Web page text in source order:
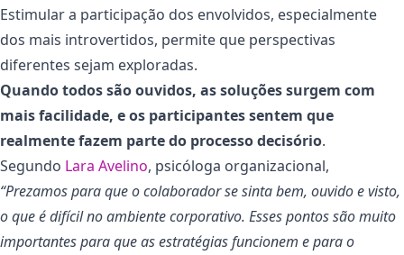
Estimular a participação dos envolvidos, especialmente
dos mais introvertidos, permite que perspectivas
diferentes sejam exploradas.
Quando todos são ouvidos, as soluções surgem com
mais facilidade, e os participantes sentem que
realmente fazem parte do processo decisório.
Segundo Lara Avelino, psicóloga organizacional,
“Prezamos para que o colaborador se sinta bem, ouvido e visto,
o que é difícil no ambiente corporativo. Esses pontos são muito
importantes para que as estratégias funcionem e para o